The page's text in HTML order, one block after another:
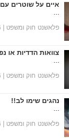
איים על שוטרים
פלאשנט חוק ומשפט |
צוואות הדדיות
פלאשנט חוק ומשפט |
נהגים שימו לב!!
פלאשנט חוק ומשפט |